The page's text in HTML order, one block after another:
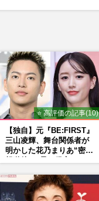
⭐ 高評価の記事(10)
【独自】元『BE:FIRST』
三山凌輝、舞台関係者が
明かした花乃まりあ“密会
答えた共演舞台の行方